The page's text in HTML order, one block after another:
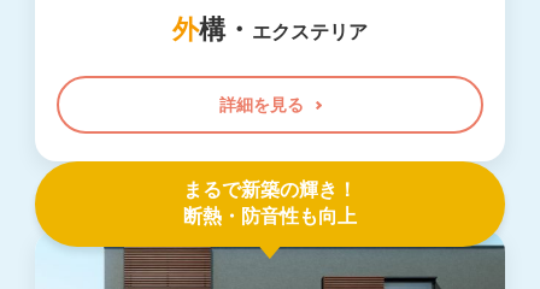
外構・ エクステリア
詳細を見る
まるで新築の輝き！
断熱・防音性も向上